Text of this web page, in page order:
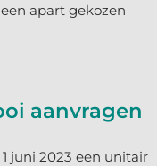
apart gekozen
aanvragen
juni 2023 een unitair